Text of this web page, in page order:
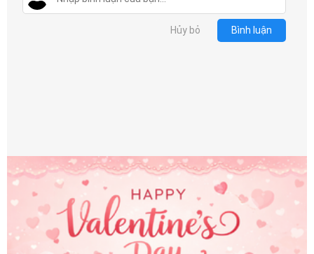
Hủy bỏ Bình luận